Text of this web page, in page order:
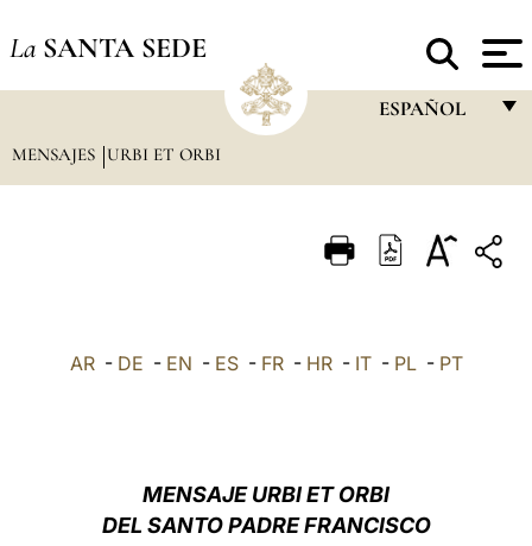
La SANTA SEDE
ESPAÑOL
ITALIANO
中文
MENSAJES URBI ET ORBI
AR- DE - EN - ES- FR- HR- IT- PL- PT
MENSAJE URBI ET ORBI
DEL SANTO PADRE FRANCISCO